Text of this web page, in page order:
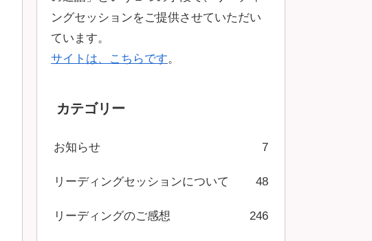
ングセッションをご提供させていただい
ています。
サイトは、こちらです。
カテゴリー
お知らせ 7
リーディングセッションについて 48
リーディングのご感想 246